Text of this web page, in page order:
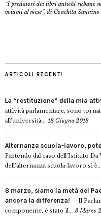
“I predatori dei libri antichi rubano
volumi al mese”, di Conchita Sannino
ARTICOLI RECENTI
La “restituzione” della mia
attività parlamentare, sono
all’università... 18 Giugno 2018
Alternanza scuola-lavoro,
Partendo dal caso dell’Istituto
dell’alternanza scuola-lavoro si è...
8 marzo, siamo la metà del
ancora la differenza!
Il
componente, è stato il... 8 Marzo